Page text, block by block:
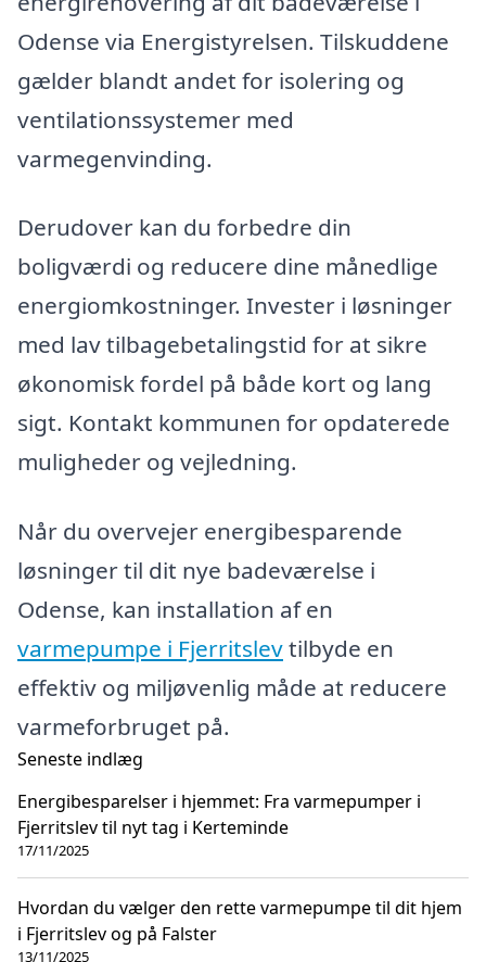
Odense via Energistyrelsen. Tilskuddene
gælder blandt andet for isolering og
ventilationssystemer med
varmegenvinding.
Derudover kan du forbedre din
boligværdi og reducere dine månedlige
energiomkostninger. Invester i løsninger
med lav tilbagebetalingstid for at sikre
økonomisk fordel på både kort og lang
sigt. Kontakt kommunen for opdaterede
muligheder og vejledning.
Når du overvejer energibesparende
løsninger til dit nye badeværelse i
Odense, kan installation af en
varmepumpe i Fjerritslevtilbyde en
effektiv og miljøvenlig måde at reducere
varmeforbruget på.
Seneste indlæg
Energibesparelser i hjemmet: Fra varmepumper i
Fjerritslev til nyt tag i Kerteminde
17/11/2025
Hvordan du vælger den rette varmepumpe til dit hjem
i Fjerritslev og på Falster
13/11/2025